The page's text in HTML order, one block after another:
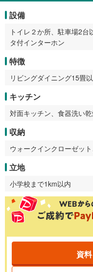
設備
トイレ２か所、駐車場2
タ付インターホン
特徴
リビングダイニング15畳
キッチン
対面キッチン、食器洗い
収納
ウォークインクローゼッ
立地
小学校まで1km以内
資